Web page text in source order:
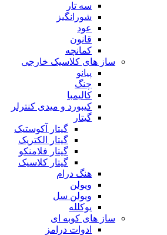
سه تار
شورانگیز
عود
قانون
کمانچه
ساز های کلاسیک خارجی
پیانو
چنگ
کالیمبا
کیبورد و میدی کنترلر
گیتار
گیتار آکوستیک
گیتار الکتریک
گیتار فلامنکو
گیتار کلاسیک
هنگ درام
ویولن
ویولن سل
یوکلله
ساز های کوبه ای
ادوات درامز